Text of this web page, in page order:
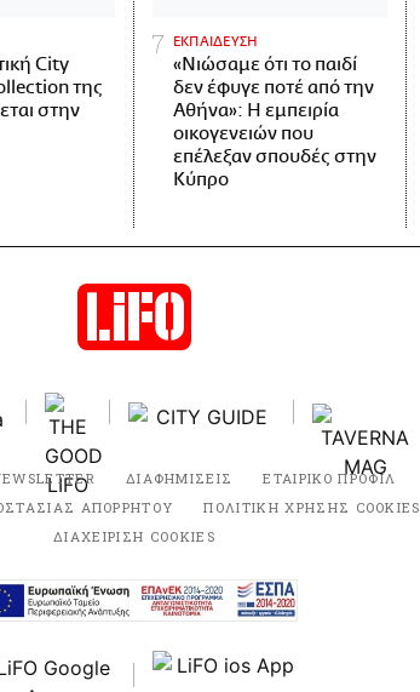
City
της
στην
ΕΚΠΑΙΔΕΥΣΗ
«Νιώσαμε ότι το παιδί
δεν έφυγε ποτέ από την
Αθήνα»: Η εμπειρία
οικογενειών που
επέλεξαν σπουδές στην
Κύπρο
ΔΙΑΦΗΜΙΣΕΙΣ ΕΤΑΙΡΙΚΟ ΠΡΟΦΙΛ
ΑΠΟΡΡΗΤΟΥ
ΠΟΛΙΤΙΚΗ ΧΡΗΣΗΣ COOKIES
ΔΙΑΧΕΙΡΙΣΗ COOKIES